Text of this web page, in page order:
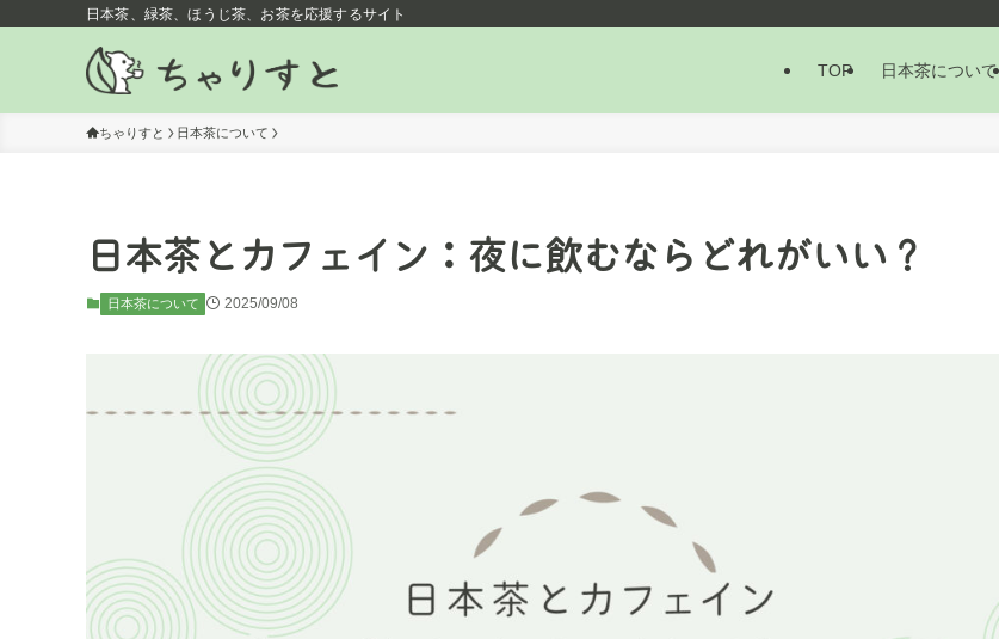
日本茶、緑茶、ほうじ茶、お茶を応援するサイト
TOP 日本茶について
ちゃりすと 日本茶について
日本茶とカフェイン：夜に飲むならどれがいい？
日本茶について 2025/09/08